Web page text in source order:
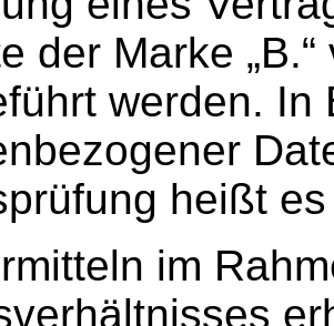
der Marke
werden. In
heißt
im